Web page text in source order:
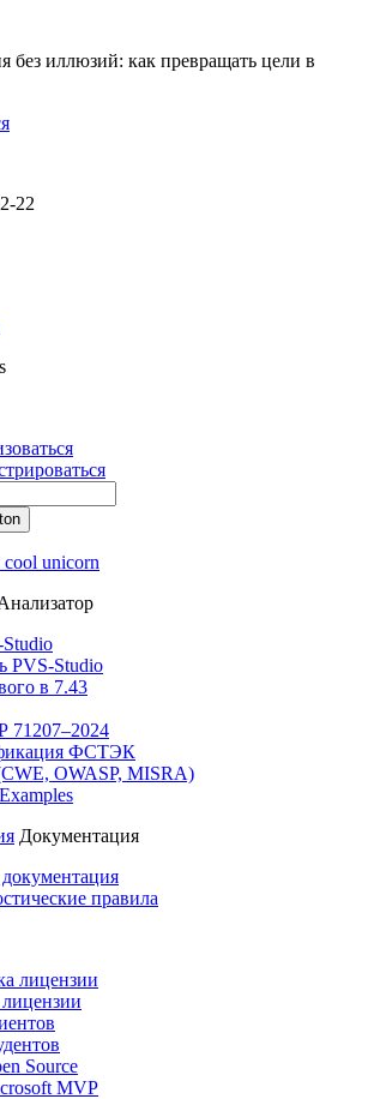
без иллюзий: как превращать цели в
22
PVS-Studio
в 7.43
71207–2024
ФСТЭК
OWASP, MISRA)
Документация
правила
лицензии
Source
MVP